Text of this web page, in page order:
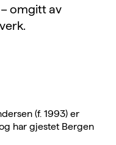
omgitt av
(f. 1993) er
har gjestet Bergen